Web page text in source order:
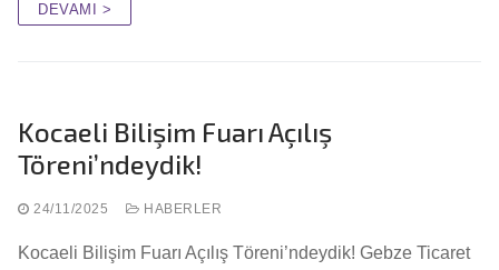
DEVAMI >
Kocaeli Bilişim Fuarı Açılış
Töreni’ndeydik!
24/11/2025 HABERLER
Kocaeli Bilişim Fuarı Açılış Töreni’ndeydik! Gebze Ticaret